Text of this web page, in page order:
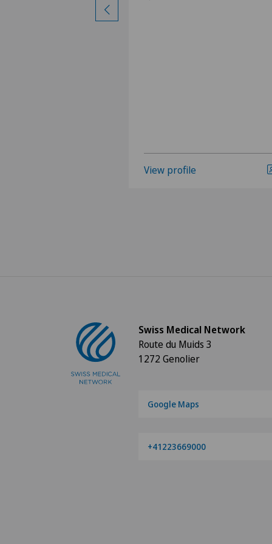
View profile
Swiss Medical Network
Route du Muids 3
1272 Genolier
Google Maps
+41223669000